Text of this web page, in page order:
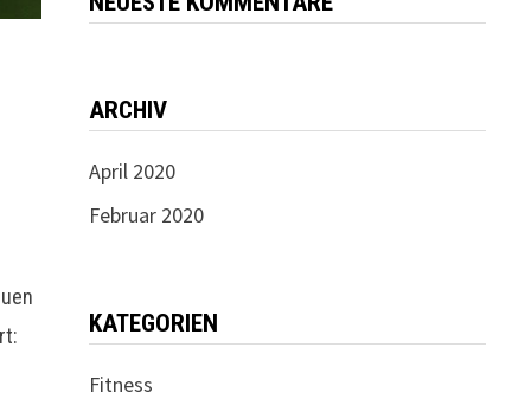
ARCHIV
April 2020
Februar 2020
KATEGORIEN
Fitness